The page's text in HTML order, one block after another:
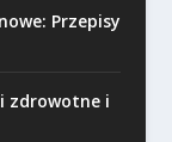
Przepisy
zdrowotne i